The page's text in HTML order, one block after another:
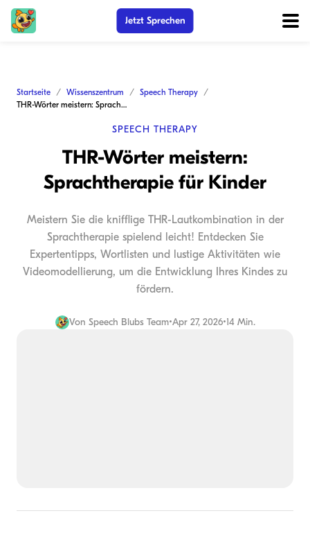
Jetzt Sprechen
Startseite Wissenszentrum
Speech Therapy
THR-Wörter meistern: Sprachtherapie für Kinder
SPEECH THERAPY
THR-Wörter meistern:
Sprachtherapie für Kinder
Meistern Sie die knifflige THR-Lautkombination in der
Sprachtherapie spielend leicht! Entdecken Sie
Expertentipps, Wortlisten und lustige Aktivitäten wie
Videomodellierung, um die Entwicklung Ihres Kindes zu
fördern.
Von Speech Blubs Team•Apr 27, 2026•14 Min.